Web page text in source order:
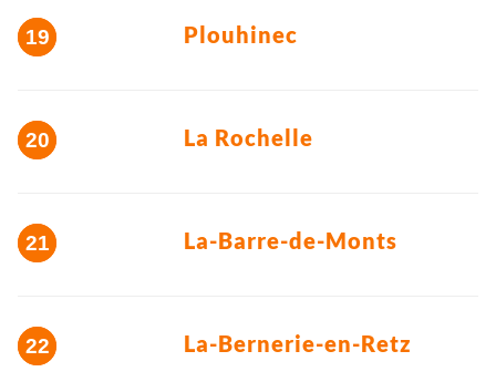
Plouhinec
La Rochelle
La-Barre-de-Monts
La-Bernerie-en-Retz